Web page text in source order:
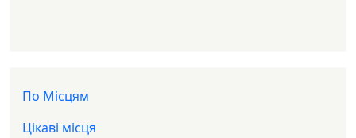
Доп меню
По Місцям
Цікаві місця